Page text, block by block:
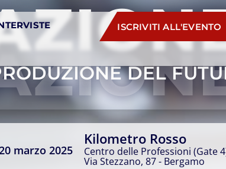
ISCRIVITI ALL'EVENTO
DEL
marzo 2025
Kilometro Rosso
Centro delle Professioni (Gate
Via Stezzano, 87 - Bergamo